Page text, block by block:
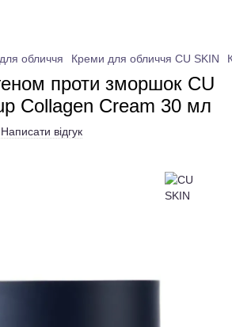
обличчя Креми для обличчя CU SKIN
проти зморшок CU
Collagen Cream 30 мл
Написати відгук